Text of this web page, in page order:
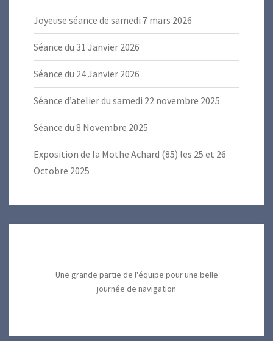
Joyeuse séance de samedi 7 mars 2026
Séance du 31 Janvier 2026
Séance du 24 Janvier 2026
Séance d’atelier du samedi 22 novembre 2025
Séance du 8 Novembre 2025
Exposition de la Mothe Achard (85) les 25 et 26
Octobre 2025
Une grande partie de l'équipe pour une belle
journée de navigation